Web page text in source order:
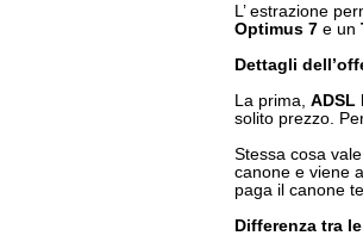
L’ estrazione
Optimus 7 e un
Dettagli
La prima, ADSL
solito prezzo.
Stessa cosa
canone e viene
paga il canone
Differenza tra